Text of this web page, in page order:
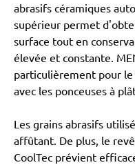
abrasifs céramiques
supérieur permet
surface tout en
élevée et constante.
particulièrement pour
avec les ponceuses à
Les grains abrasifs
affûtant. De plus, le
CoolTec prévient